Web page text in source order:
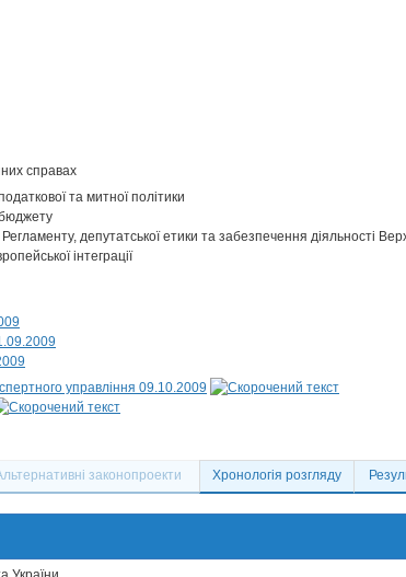
справах
та митної політики
депутатської етики та забезпечення діяльності
інтеграції
управління 09.10.2009
законопроекти Хронологія розгляду